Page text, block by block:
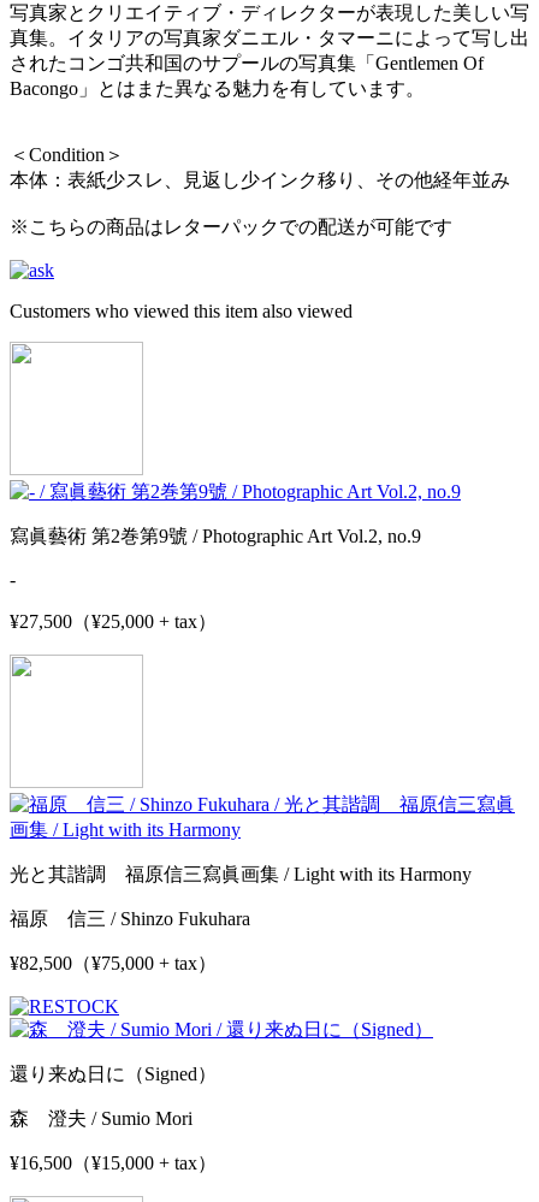
写真家とクリエイティブ・ディレクターが表現した美しい写
真集。イタリアの写真家ダニエル・タマーニによって写し出
されたコンゴ共和国のサプールの写真集「Gentlemen Of
Bacongo」とはまた異なる魅力を有しています。
＜Condition＞
本体：表紙少スレ、見返し少インク移り、その他経年並み
※こちらの商品はレターパックでの配送が可能です
Customers who viewed this item also viewed
寫眞藝術 第2巻第9號 / Photographic Art Vol.2, no.9
-
¥27,500（¥25,000 + tax）
光と其諧調 福原信三寫眞画集 / Light with its Harmony
福原 信三 / Shinzo Fukuhara
¥82,500（¥75,000 + tax）
還り来ぬ日に（Signed）
森 澄夫 / Sumio Mori
¥16,500（¥15,000 + tax）